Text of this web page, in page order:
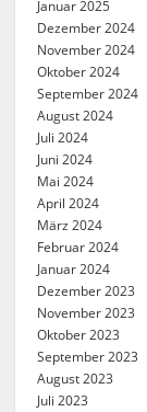
Januar 2025
Dezember 2024
November 2024
Oktober 2024
September 2024
August 2024
Juli 2024
Juni 2024
Mai 2024
April 2024
März 2024
Februar 2024
Januar 2024
Dezember 2023
November 2023
Oktober 2023
September 2023
August 2023
Juli 2023